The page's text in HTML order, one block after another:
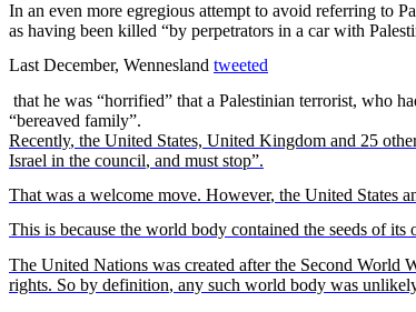
In an even more egregious attempt to avoid referring to
as having been killed “by perpetrators in a carwith
LastDecember, Wennesland tweeted
that he was “horrified” that a Palestinian terrorist, who
“bereaved family”.
Recently, the United States, United Kingdom and 25
Israel in the council, and must stop”.
That was a welcome move. However, the United States
This is because the world body contained the seeds ofits
The United Nations was created afterthe Second World
rights. So by definition, any such world body was